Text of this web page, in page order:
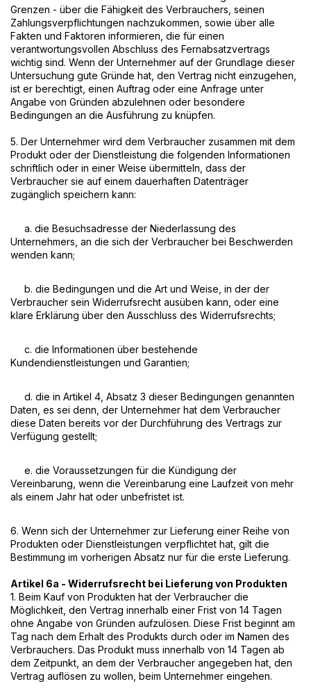
Grenzen - über die Fähigkeit des Verbrauchers, seinen
Zahlungsverpflichtungen nachzukommen, sowie über alle
Fakten und Faktoren informieren, die für einen
verantwortungsvollen Abschluss des Fernabsatzvertrags
wichtig sind. Wenn der Unternehmer auf der Grundlage dieser
Untersuchung gute Gründe hat, den Vertrag nicht einzugehen,
ist er berechtigt, einen Auftrag oder eine Anfrage unter
Angabe von Gründen abzulehnen oder besondere
Bedingungen an die Ausführung zu knüpfen.
5. Der Unternehmer wird dem Verbraucher zusammen mit dem
Produkt oder der Dienstleistung die folgenden Informationen
schriftlich oder in einer Weise übermitteln, dass der
Verbraucher sie auf einem dauerhaften Datenträger
zugänglich speichern kann:
a. die Besuchsadresse der Niederlassung des
Unternehmers, an die sich der Verbraucher bei Beschwerden
wenden kann;
b. die Bedingungen und die Art und Weise, in der der
Verbraucher sein Widerrufsrecht ausüben kann, oder eine
klare Erklärung über den Ausschluss des Widerrufsrechts;
c. die Informationen über bestehende
Kundendienstleistungen und Garantien;
d. die in Artikel 4, Absatz 3 dieser Bedingungen genannten
Daten, es sei denn, der Unternehmer hat dem Verbraucher
diese Daten bereits vor der Durchführung des Vertrags zur
Verfügung gestellt;
e. die Voraussetzungen für die Kündigung der
Vereinbarung, wenn die Vereinbarung eine Laufzeit von mehr
als einem Jahr hat oder unbefristet ist.
6. Wenn sich der Unternehmer zur Lieferung einer Reihe von
Produkten oder Dienstleistungen verpflichtet hat, gilt die
Bestimmung im vorherigen Absatz nur für die erste Lieferung.
Artikel 6a - Widerrufsrecht bei Lieferung von Produkten
1. Beim Kauf von Produkten hat der Verbraucher die
Möglichkeit, den Vertrag innerhalb einer Frist von 14 Tagen
ohne Angabe von Gründen aufzulösen. Diese Frist beginnt am
Tag nach dem Erhalt des Produkts durch oder im Namen des
Verbrauchers. Das Produkt muss innerhalb von 14 Tagen ab
dem Zeitpunkt, an dem der Verbraucher angegeben hat, den
Vertrag auflösen zu wollen, beim Unternehmer eingehen.